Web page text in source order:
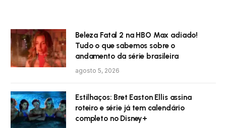
Beleza Fatal 2 na HBO Max adiado!
Tudo o que sabemos sobre o
andamento da série brasileira
agosto 5, 2026
Estilhaços: Bret Easton Ellis assina
roteiro e série já tem calendário
completo no Disney+